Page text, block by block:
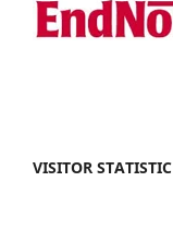
VISITOR STATISTIC